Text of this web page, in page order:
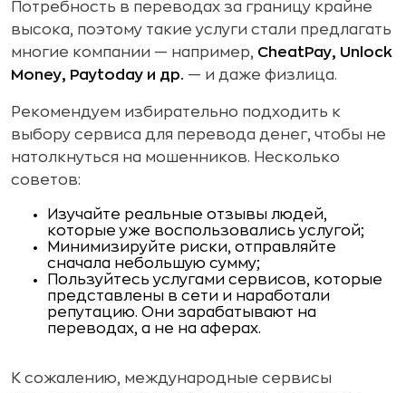
Потребность в переводах за границу крайне
высока, поэтому такие услуги стали предлагать
многие компании — например, CheatPay, Unlock
Money, Paytoday и др. — и даже физлица.
Рекомендуем избирательно подходить к
выбору сервиса для перевода денег, чтобы не
натолкнуться на мошенников. Несколько
советов:
Изучайте реальные отзывы людей,
которые уже воспользовались услугой;
Минимизируйте риски, отправляйте
сначала небольшую сумму;
Пользуйтесь услугами сервисов, которые
представлены в сети и наработали
репутацию. Они зарабатывают на
переводах, а не на аферах.
К сожалению, международные сервисы